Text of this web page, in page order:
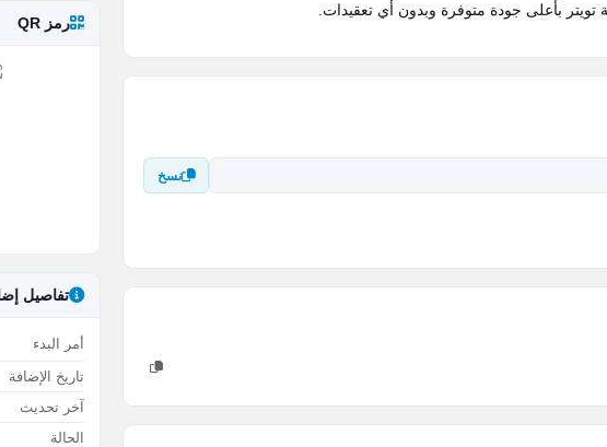
نسخ
رمز QR
تفاصيل
أمر البدء
تاريخ الإضافة
آخر تحديث
الحالة